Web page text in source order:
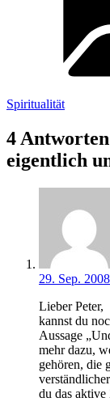
Spiritualität
4
eigentlich
29. Sep.
Lieber Peter,
kannst du
Aussage
mehr dazu,
gehören, die
du das aktive